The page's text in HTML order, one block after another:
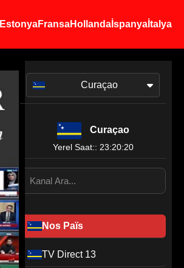
EstonyaFransaHollanda İspanya İtalya
Curaçao
Curaçao
Yerel Saat:: 23:20:20
Nos Païs
TV Direct 13